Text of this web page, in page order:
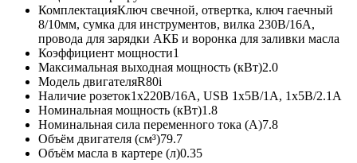
КомплектацияКлюч свечной, отвертка, ключ гаечный
8/10мм, сумка для инструментов, вилка 230В/16А,
провода для зарядки АКБ и воронка для заливки масла
Коэффициент мощности1
Максимальная выходная мощность (кВт)2.0
Модель двигателяR80i
Наличие розеток1х220В/16A, USB 1х5В/1А, 1х5В/2.1А
Номинальная мощность (кВт)1.8
Номинальная сила переменного тока (A)7.8
Объём двигателя (см³)79.7
Объём масла в картере (л)0.35